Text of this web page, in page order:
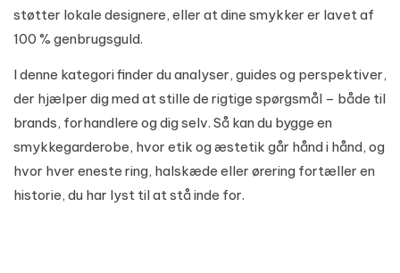
støtter lokale designere, eller at dine smykker er lavet af
100 % genbrugsguld.
I denne kategori finder du analyser, guides og perspektiver,
der hjælper dig med at stille de rigtige spørgsmål – både til
brands, forhandlere og dig selv. Så kan du bygge en
smykkegarderobe, hvor etik og æstetik går hånd i hånd, og
hvor hver eneste ring, halskæde eller ørering fortæller en
historie, du har lyst til at stå inde for.